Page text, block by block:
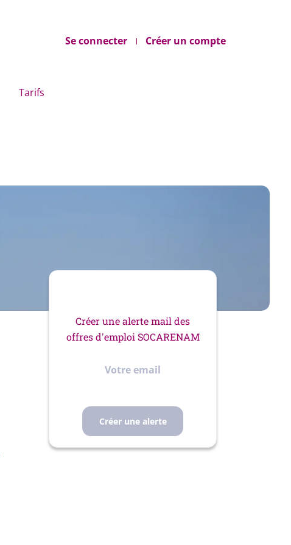
Se connecter Créer un compte
Tarifs
Créer une alerte mail des
offres d'emploi SOCARENAM